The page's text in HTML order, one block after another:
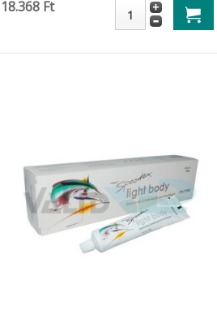
18.368 Ft